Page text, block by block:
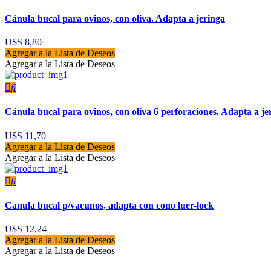
Cánula bucal para ovinos, con oliva. Adapta a jeringa
U$S 8,80
Agregar a la Lista de Deseos
Agregar a la Lista de Deseos
Cánula bucal para ovinos, con oliva 6 perforaciones. Adapta a
U$S 11,70
Agregar a la Lista de Deseos
Agregar a la Lista de Deseos
Canula bucal p/vacunos, adapta con cono luer-lock
U$S 12,24
Agregar a la Lista de Deseos
Agregar a la Lista de Deseos